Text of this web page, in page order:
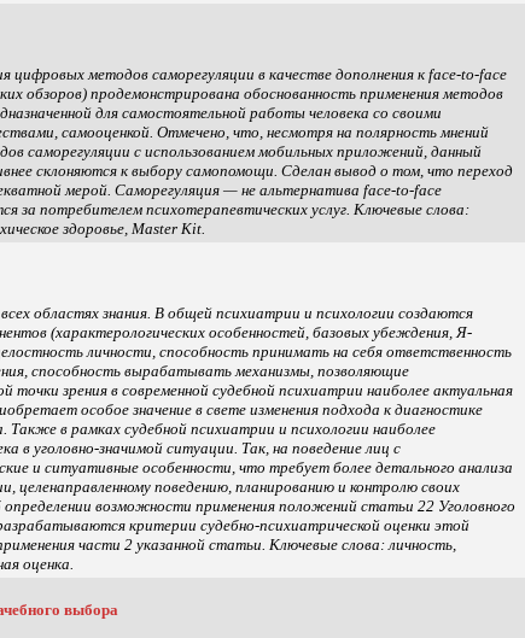
методов саморегуляции в качестве дополнения к face-to-face
обзоров) продемонстрирована обоснованность применения методов
для самостоятельной работы человека со своими
самооценкой. Отмечено, что, несмотря на полярность мнений
саморегуляции с использованием мобильных приложений, данный
склоняются к выбору самопомощи. Сделан вывод о том, что переход
мерой. Саморегуляция — не альтернатива face-to-face
за потребителем психотерапевтических услуг. Ключевые слова:
здоровье, Master Kit.
областях знания. В общей психиатрии и психологии создаются
(характерологических особенностей, базовых убеждения, Я-
личности, способность принимать на себя ответственность
способность вырабатывать механизмы, позволяющие
зрения в современной судебной психиатрии наиболее актуальная
особое значение в свете изменения подхода к диагностике
в рамках судебной психиатрии и психологии наиболее
в уголовно-значимой ситуации. Так, на поведение лиц с
и ситуативные особенности, что требует более детального анализа
целенаправленному поведению, планированию и контролю своих
возможности применения положений статьи 22 Уголовного
критерии судебно-психиатрической оценки этой
части 2 указанной статьи. Ключевые слова: личность,
оценка.
выбора